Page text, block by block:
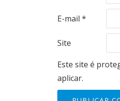
E-mail *
Site
Este site é
aplicar.